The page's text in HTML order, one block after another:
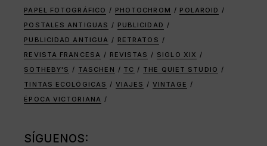
PAPEL FOTOGRÁFICO
PHOTOCHROM
POLAROID
POSTALES ANTIGUAS
PUBLICIDAD
PUBLICIDAD ANTIGUA
RETRATOS
REVISTA FRANCESA
REVISTAS
SIGLO XIX
SOTHEBY'S
TASCHEN TC
THE QUIET STUDIO
TINTAS ECOLÓGICAS
VIAJES
VINTAGE
ÉPOCA VICTORIANA
SÍGUENOS: